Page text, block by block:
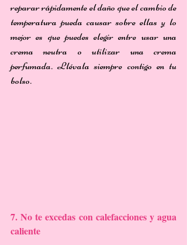
reparar rápidamente el daño que el cambio de
temperatura pueda causar sobre ellas y lo
mejor es que puedes elegir entre usar una
crema neutra o utilizar una crema
perfumada. Llévala siempre contigo en tu
bolso.
7. No te excedas con calefacciones y agua
caliente